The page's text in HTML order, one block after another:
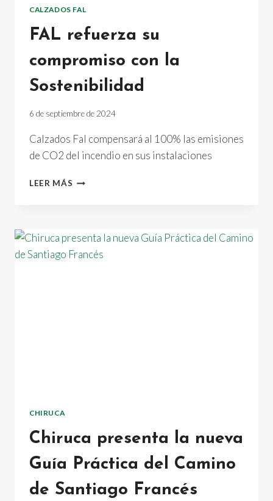
CALZADOS FAL
FAL refuerza su
compromiso con la
Sostenibilidad
6 de septiembre de 2024
Calzados Fal compensará al 100% las emisiones
de CO2 del incendio en sus instalaciones
LEER MÁS FAL
LA
SOSTENIBILIDAD
CHIRUCA
Chiruca presenta la nueva
Guía Práctica del Camino
de Santiago Francés